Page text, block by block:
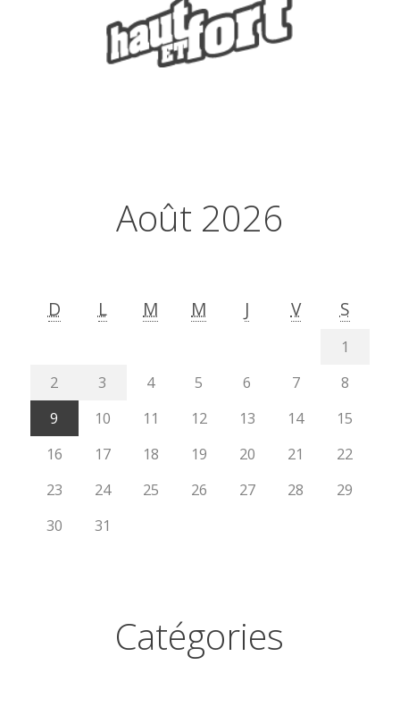
Août 2026
D L M M J V S
1
2
3 4 5 6 7
8
9
10 11 12 13 14
15
16
17 18 19 20 21
22
23
24 25 26 27 28
29
30
31
Catégories